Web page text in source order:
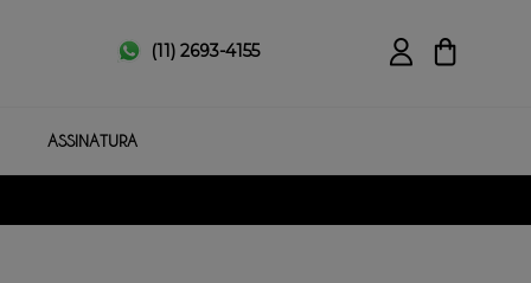
(11) 2693-4155
ASSINATURA